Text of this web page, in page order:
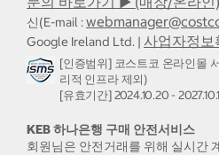
신(E-mail :
Google Ireland Ltd. | 사업자정보
[인증범위] 코스트코 온라인몰
리적 인프라 제외)
[유효기간] 2024.10.20 -
KEB 하나은행 구매 안전서비스
회원님은 안전거래를 위해 실시간